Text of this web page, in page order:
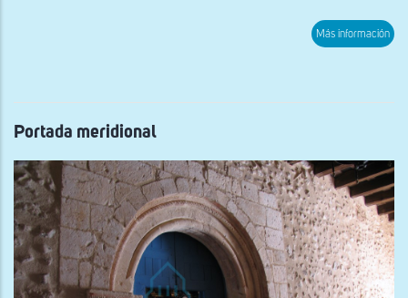
Más información
Pila
Portada meridional